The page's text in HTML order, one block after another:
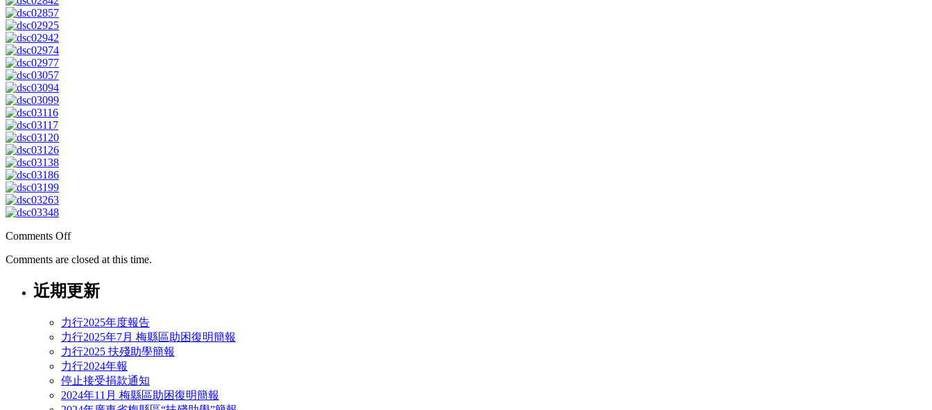
Comments Off
Comments are closed at this time.
近期更新
力行2025年度報告
力行2025年7月 梅縣區助困復明簡報
力行2025 扶殘助學簡報
力行2024年報
停止接受捐款通知
2024年11月 梅縣區助困復明簡報